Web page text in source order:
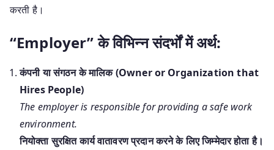
करती है।
“Employer” के विभिन्न संदर्भों में अर्थ:
कंपनी या संगठन के मालिक (Owner or Organization that
Hires People)
The employer is responsible for providing a safe work
environment.
नियोक्ता सुरक्षित कार्य वातावरण प्रदान करने के लिए जिम्मेदार होता है।